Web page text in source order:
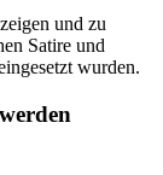
und zu
Satire und
wurden.